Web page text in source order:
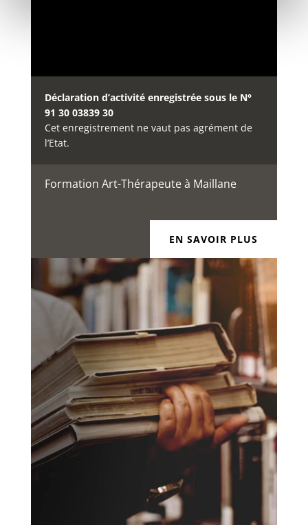
Déclaration d’activité enregistrée sous le N°
91 30 03839 30
Cet enregistrement ne vaut pas agrément de
l’Etat.
Formation Art-Thérapeute à Maillane
EN SAVOIR PLUS